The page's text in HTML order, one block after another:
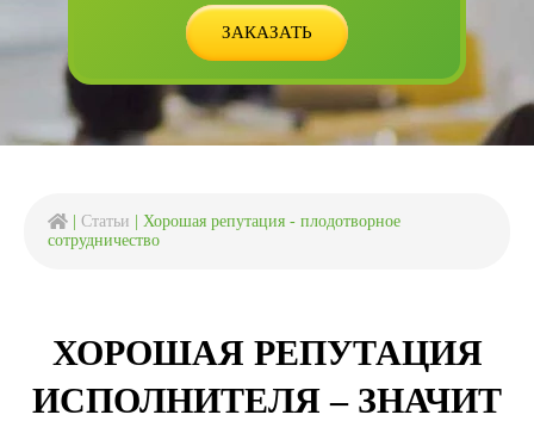
Статьи
Хорошая репутация - плодотворное
сотрудничество
ХОРОШАЯ РЕПУТАЦИЯ
ИСПОЛНИТЕЛЯ – ЗНАЧИТ